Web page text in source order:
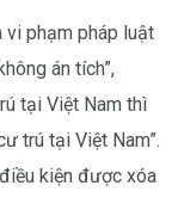
phạm pháp luật
án tích”,
tại Việt Nam thì
trú tại Việt Nam”.
kiện được xóa